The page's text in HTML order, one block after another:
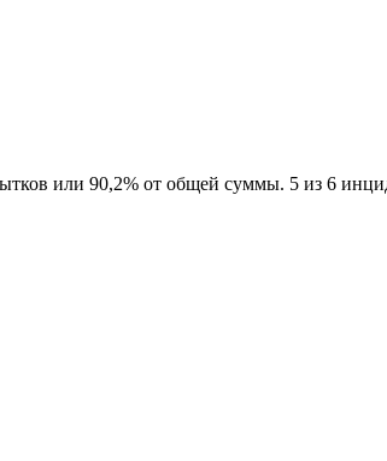
или 90,2% от общей суммы. 5 из 6